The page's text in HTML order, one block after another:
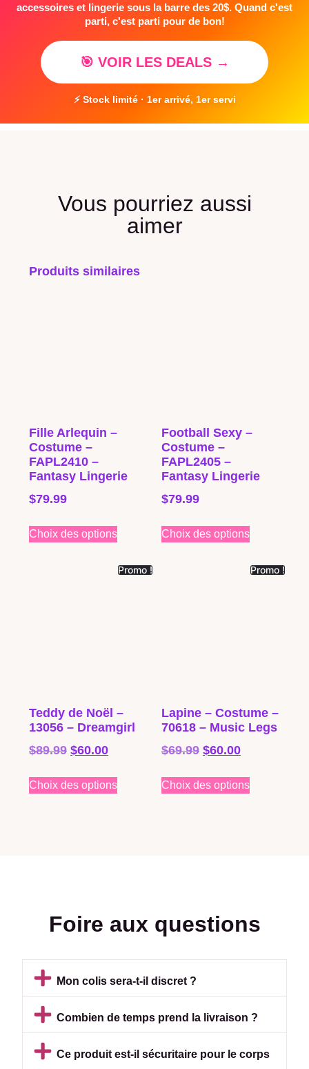
accessoires et lingerie sous la barre des 20$. Quand c'est
parti, c'est parti pour de bon!
🎯 VOIR LES DEALS →
⚡ Stock limité · 1er arrivé, 1er servi
Vous pourriez aussi
aimer
Produits similaires
Fille Arlequin –
Costume –
FAPL2410 –
Fantasy Lingerie
$79.99
Choix des options
Football Sexy –
Costume –
FAPL2405 –
Fantasy Lingerie
$79.99
Choix des options
Promo !
Teddy de Noël –
13056 – Dreamgirl
$89.99 $60.00
Choix des options
Promo !
Lapine – Costume –
70618 – Music Legs
$69.99 $60.00
Choix des options
Foire aux questions
Mon colis sera-t-il discret ?
Combien de temps prend la livraison ?
Ce produit est-il sécuritaire pour le corps